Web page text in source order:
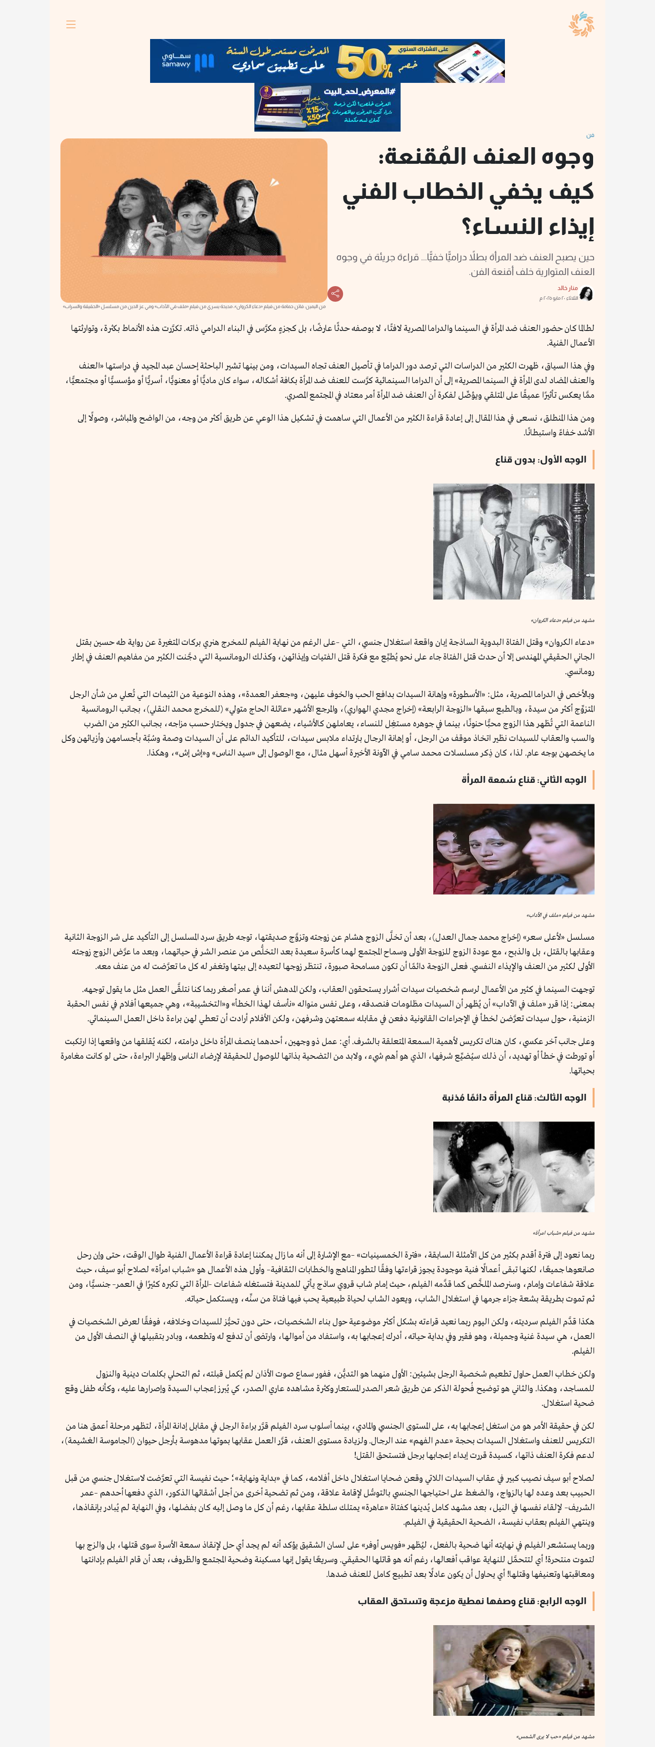
فن
وجوه العنف المُقنعة:
كيف يخفي الخطاب الفني
إيذاء النساء؟
حين يصبح العنف ضد المرأة بطلاً دراميًّا خفيًّا... قراءة جريئة في وجوه
العنف المتوارية خلف أقنعة الفن.
منار خالد
الثلاثاء ٢٠ مايو ٢٠٢٥ م
من اليمين: فاتن حمامة من فيلم «دعاء الكروان»، مديحة يسري من فيلم «ملف في الآداب» ومي عز الدين من مسلسل «الحقيقة والسراب»
لطالما كان حضور العنف ضد المرأة في السينما والدراما المصرية لافتًا، لا بوصفه حدثًا عارضًا، بل كجزءٍ مكرَّس في البناء الدرامي ذاته. تكرَّرت هذه الأنماط بكثرة، وتوارثتها
الأعمال الفنية.
وفي هذا السياق، ظهرت الكثير من الدراسات التي ترصد دور الدراما في تأصيل العنف تجاه السيدات، ومن بينها تشير الباحثة إحسان عبد المجيد في دراستها «العنف
والعنف المضاد لدى المرأة في السينما المصرية» إلى أن الدراما السينمائية كرَّست للعنف ضد المرأة بكافة أشكاله، سواء كان ماديًّا أو معنويًّا، أسريًّا أو مؤسسيًّا أو مجتمعيًّا،
ممَّا يعكس تأثيرًا عميقًا على المتلقي ويؤصِّل لفكرة أن العنف ضد المرأة أمر معتاد في المجتمع المصري.
ومن هذا المنطلق، نسعى في هذا المقال إلى إعادة قراءة الكثير من الأعمال التي ساهمت في تشكيل هذا الوعي عن طريق أكثر من وجه، من الواضح والمباشر، وصولًا إلى
الأشد خفاءً واستبطانًا.
الوجه الأول: بدون قناع
مشهد من فيلم «دعاء الكروان»
«دعاء الكروان» وقتل الفتاة البدوية الساذجة إبان واقعة استغلال جنسي، التي –على الرغم من نهاية الفيلم للمخرج هنري بركات المتغيرة عن رواية طه حسين بقتل
الجاني الحقيقي المهندس إلا أن حدث قتل الفتاة جاء على نحو يُطبِّع مع فكرة قتل الفتيات وإيذائهن، وكذلك الرومانسية التي دجَّنت الكثير من مفاهيم العنف في إطار
رومانسي.
وبالأخص في الدراما المصرية، مثل: «الأسطورة» وإهانة السيدات بدافع الحب والخوف عليهن، و«جعفر العمدة»، وهذه النوعية من الثيمات التي تُعلي من شأن الرجل
المتزوِّج أكثر من سيدة، وبالطبع سبقها «الزوجة الرابعة» (إخراج مجدي الهواري)، والمرجع الأشهر «عائلة الحاج متولي» (للمخرج محمد النقلي)، بجانب الرومانسية
الناعمة التي تُظهر هذا الزوج محبًّا حنونًا، بينما في جوهره مستغِل للنساء، يعاملهن كالأشياء، يضعهن في جدول ويختار حسب مزاجه، بجانب الكثير من الضرب
والسب والعقاب للسيدات نظير اتخاذ موقف من الرجل، أو إهانة الرجال بارتداء ملابس سيدات، للتأكيد الدائم على أن السيدات وصمة وسُبَّة بأجسامهن وأزيائهن وكل
ما يخصهن بوجه عام. لذا، كان ذِكر مسلسلات محمد سامي في الآونة الأخيرة أسهل مثال، مع الوصول إلى «سيد الناس» و«إش إش»، وهكذا.
الوجه الثاني: قناع سُمعة المرأة
مشهد من فيلم «ملف في الأداب»
مسلسل «لأعلى سعر» (إخراج محمد جمال العدل)، بعد أن تخلَّى الزوج هشام عن زوجته وتزوَّج صديقتها، توجه طريق سرد المسلسل إلى التأكيد على شر الزوجة الثانية
وعقابها بالقتل، بل والذبح، مع عودة الزوج للزوجة الأولى وسماح المجتمع لهما كأسرة سعيدة بعد التخلُّص من عنصر الشر في حياتهما، وبعد ما عرَّض الزوج زوجته
الأولى لكثير من العنف والإيذاء النفسي. فعلى الزوجة دائمًا أن تكون مسامحة صبورة، تنتظر زوجها لتعيده إلى بيتها وتغفر له كل ما تعرَّضت له من عنف معه.
توجهت السينما في كثير من الأعمال لرسم شخصيات سيدات أشرار يستحقون العقاب، ولكن المدهش أننا في عمر أصغر ربما كنا نتلقَّى العمل مثل ما يقول توجهه.
بمعنى: إذا قرر «ملف في الآداب» أن يُظهر أن السيدات مظلومات فنصدقه، وعلى نفس منواله «نأسف لهذا الخطأ» و«التخشيبة»، وهي جميعها أفلام في نفس الحقبة
الزمنية، حول سيدات تعرَّضن لخطأ في الإجراءات القانونية دفعن في مقابله سمعتهن وشرفهن، ولكن الأفلام أرادت أن تعطي لهن براءة داخل العمل السينمائي.
وعلى جانب آخر عكسي، كان هناك تكريس لأهمية السمعة المتعلقة بالشرف. أي: عمل ذو وجهين، أحدهما ينصف المرأة داخل درامته، لكنه يُقلقها من واقعها إذا ارتكبت
أو تورطت في خطأ أو تهديد، أن ذلك سيُضيِّع شرفها، الذي هو أهم شيء، ولابد من التضحية بذاتها للوصول للحقيقة لإرضاء الناس وإظهار البراءة، حتى لو كانت مغامرة
بحياتها.
الوجه الثالث: قناع المرأة دائمًا مُذنبة
مشهد من فيلم «شباب امرأة»
ربما نعود إلى فترة أقدم بكثير من كل الأمثلة السابقة، «فترة الخمسينيات» –مع الإشارة إلى أنه ما زال يمكننا إعادة قراءة الأعمال الفنية طوال الوقت، حتى وإن رحل
صانعوها جميعًا، لكنها تبقى أعمالًا فنية موجودة يجوز قراءتها وفقًا لتطور المناهج والخطابات الثقافية– وأول هذه الأعمال هو «شباب امرأة» لصلاح أبو سيف، حيث
علاقة شفاعات وإمام، وسنرصد الملخَّص كما قدَّمه الفيلم، حيث إمام شاب قروي ساذج يأتي للمدينة فتستغله شفاعات –المرأة التي تكبره كثيرًا في العمر– جنسيًّا، ومن
ثم تموت بطريقة بشعة جزاء جرمها في استغلال الشاب، ويعود الشاب لحياة طبيعية يحب فيها فتاة من سنِّه، ويستكمل حياته.
هكذا قدَّم الفيلم سرديته، ولكن اليوم ربما نعيد قراءته بشكل أكثر موضوعية حول بناء الشخصيات، حتى دون تحيُّز للسيدات وخلافه، فوفقًا لعرض الشخصيات في
العمل، هي سيدة غنية وجميلة، وهو فقير وفي بداية حياته، أدرك إعجابها به، واستفاد من أموالها، وارتضى أن تدفع له وتطعمه، وبادر بتقبيلها في النصف الأول من
الفيلم.
ولكن خطاب العمل حاول تطعيم شخصية الرجل بشيئين: الأول منهما هو التديُّن، ففور سماع صوت الأذان لم يُكمل قبلته، ثم التحلي بكلمات دينية والنزول
للمساجد، وهكذا. والثاني هو توضيح فُحولة الذكر عن طريق شعر الصدر المستعار وكثرة مشاهده عاري الصدر، كي يُبرز إعجاب السيدة وإصرارها عليه، وكأنه طفل وقع
ضحية استغلال.
لكن في حقيقة الأمر هو من استغل إعجابها به، على المستوى الجنسي والمادي، بينما أسلوب سرد الفيلم قرَّر براءة الرجل في مقابل إدانة المرأة، لتظهر مرحلة أعمق هنا من
التكريس للعنف واستغلال السيدات بحجة «عدم الفهم» عند الرجال. ولزيادة مستوى العنف، قرَّر العمل عقابها بموتها مدهوسة بأرجل حيوان (الجاموسة الغشيمة)،
لدعم فكرة العنف ذاتها، كسيدة قررت إبداء إعجابها برجل فتستحق القتل!
لصلاح أبو سيف نصيب كبير في عقاب السيدات اللاتي وقعن ضحايا استغلال داخل أفلامه، كما في «بداية ونهاية»؛ حيث نفيسة التي تعرَّضت لاستغلال جنسي من قبل
الحبيب بعد وعده لها بالزواج، والضغط على احتياجها الجنسي بالتوسُّل لإقامة علاقة، ومن ثم تضحية أخرى من أجل أشقائها الذكور، الذي دفعها أحدهم –عمر
الشريف– لإلقاء نفسها في النيل، بعد مشهد كامل يُدينها كفتاة «عاهرة» يمتلك سلطة عقابها، رغم أن كل ما وصل إليه كان بفضلها، وفي النهاية لم يُبادر بإنقاذها،
وينتهي الفيلم بعقاب نفيسة، الضحية الحقيقية في الفيلم.
وربما يستشعر الفيلم في نهايته أنها ضحية بالفعل، ليُظهر «فويس أوفر» على لسان الشقيق يؤكد أنه لم يجد أي حل لإنقاذ سمعة الأسرة سوى قتلها، بل والزج بها
لتموت منتحرة! أي لتتحمَّل للنهاية عواقب أفعالها، رغم أنه هو قاتلها الحقيقي. وسريعًا يقول إنها مسكينة وضحية المجتمع والظروف، بعد أن قام الفيلم بإدانتها
ومعاقبتها وتعنيفها وقتلها! أي يحاول أن يكون عادلًا بعد تطبيع كامل للعنف ضدها.
الوجه الرابع: قناع وصفها نمطية مزعجة وتستحق العقاب
مشهد من فيلم «حب لا يرى الشمس»